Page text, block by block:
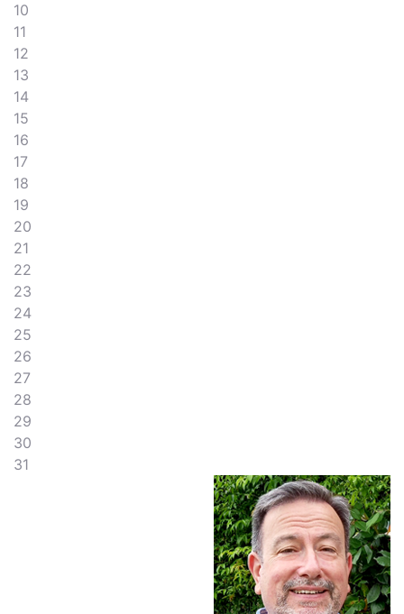
10
11
12
13
14
15
16
17
18
19
20
21
22
23
24
25
26
27
28
29
30
31